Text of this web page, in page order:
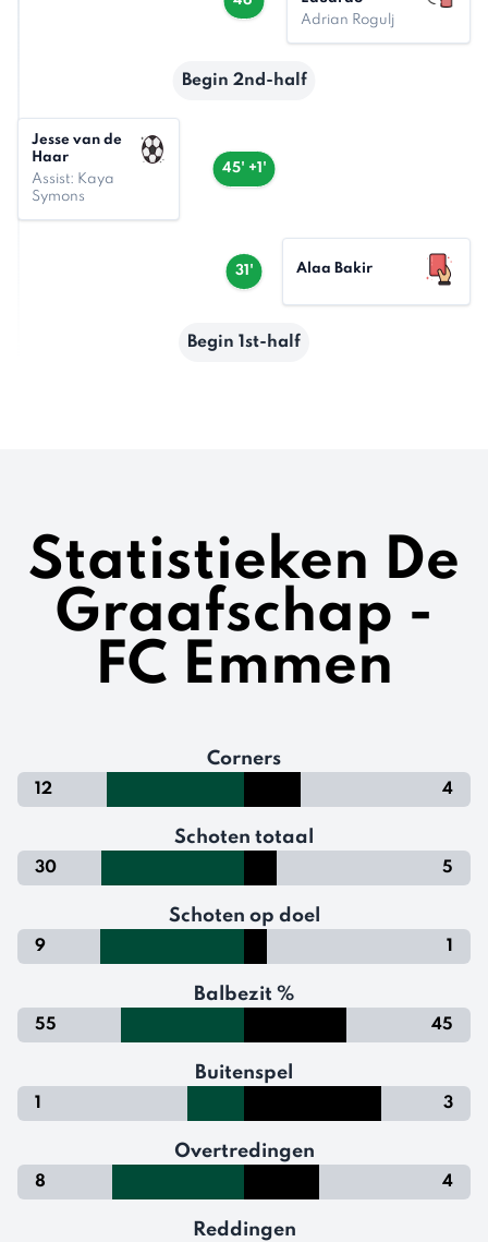
Adrian Rogulj
Begin 2nd-half
45' +1'
Jesse van de
Haar
Assist: Kaya
Symons
31' Alaa Bakir
Begin 1st-half
Statistieken De
Graafschap -
FC Emmen
Corners
12 4
Schoten totaal
30 5
Schoten op doel
9 1
Balbezit %
55 45
Buitenspel
1 3
Overtredingen
8 4
Reddingen